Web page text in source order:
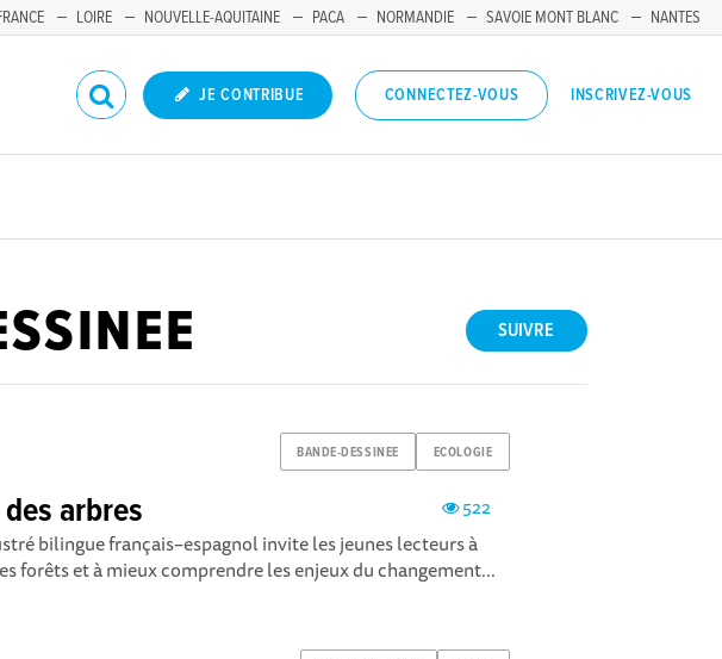
LOIRE NOUVELLE-AQUITAINE PACA NORMANDIE SAVOIE MONT BLANC
NANTES
JE CONTRIBUE CONNECTEZ-VOUS INSCRIVEZ-VOUS
SUIVRE
BANDE-DESSINEE ECOLOGIE
522
arbres
bilingue français–espagnol invite les jeunes lecteurs à
forêts et à mieux comprendre les enjeux du changement...